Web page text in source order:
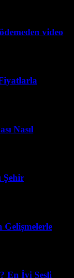
video
Nasıl
Şehir
En İyi Sesli